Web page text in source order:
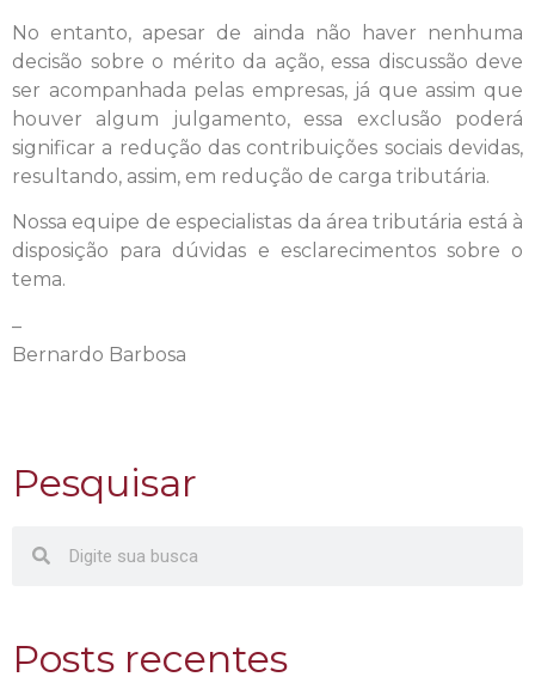
No entanto, apesar de ainda não haver nenhuma
decisão sobre o mérito da ação, essa discussão deve
ser acompanhada pelas empresas, já que assim que
houver algum julgamento, essa exclusão poderá
significar a redução das contribuições sociais devidas,
resultando, assim, em redução de carga tributária.
Nossa equipe de especialistas da área tributária está à
disposição para dúvidas e esclarecimentos sobre o
tema.
–
Bernardo Barbosa
Pesquisar
Posts recentes